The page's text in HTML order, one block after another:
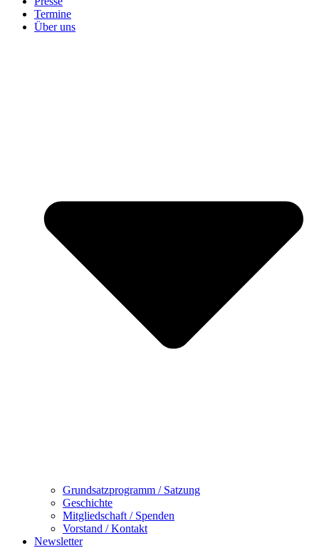
Termine
Über uns
Grundsatzprogramm / Satzung
Geschichte
Mitgliedschaft / Spenden
Vorstand / Kontakt
Newsletter